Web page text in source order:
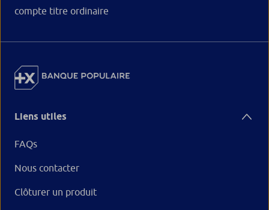
compte titre ordinaire
Liens utiles
FAQs
Nous contacter
Clôturer un produit